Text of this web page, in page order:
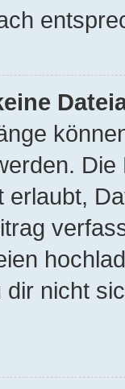
erlaubt,
nicht